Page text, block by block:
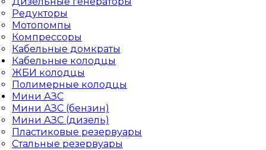
Редукторы
Мотопомпы
Компрессоры
Кабельные домкраты
Кабельные колодцы
ЖБИ колодцы
Полимерные колодцы
Мини АЗС
Мини АЗС (бензин)
Мини АЗС (дизель)
Пластиковые резервуары
Стальные резервуары